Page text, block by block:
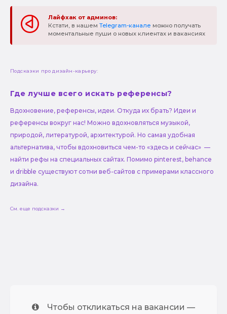
Лайфхак от админов:
Кстати, в нашем Telegram-канале можно получать
моментальные пуши о новых клиентах и вакансиях
Подсказки про дизайн-карьеру:
Где лучше всего искать референсы?
Вдохновение, референсы, идеи. Откуда их брать? Идеи и
референсы вокруг нас! Можно вдохновляться музыкой,
природой, литературой, архитектурой. Но самая удобная
альтернатива, чтобы вдохновиться чем-то «здесь и сейчас» —
найти рефы на специальных сайтах. Помимо pinterest, behance
и dribble существуют сотни веб-сайтов с примерами классного
дизайна.
См. еще подсказки →
Чтобы откликаться на вакансии —